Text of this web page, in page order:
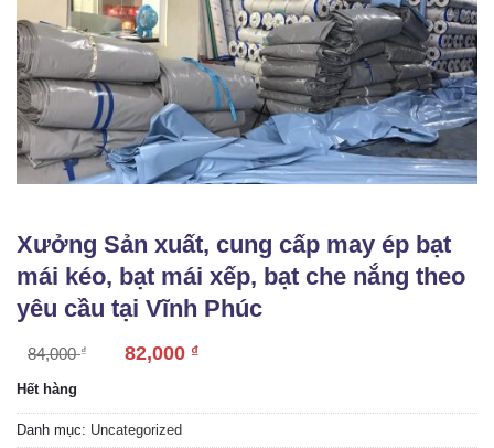
Xưởng Sản xuất, cung cấp may ép bạt
mái kéo, bạt mái xếp, bạt che nắng theo
yêu cầu tại Vĩnh Phúc
84,000₫ 82,000 ₫
Hết hàng
Danh mục: Uncategorized